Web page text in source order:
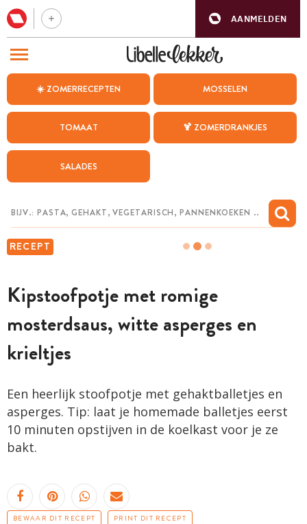
AANMELDEN
☀️ ZOMERRECEPTEN MOSSELEN
TOMAAT 🍹 ZOMERDRANKJES
SALADES
RECEPT
Kipstoofpotje met romige
mosterdsaus, witte asperges en
krieltjes
Een heerlijk stoofpotje met gehaktballetjes en
asperges. Tip: laat je homemade balletjes eerst
10 minuten opstijven in de koelkast voor je ze
bakt.
BEWAAR DIT RECEPT PRINT DIT RECEPT
BEZOEK ONZE ANDERE WEBSITES
WEEKMENU
CHAT MET MAIA
MIJN BEWAARDE RECEPTEN